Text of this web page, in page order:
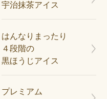
宇治抹茶アイス
はんなりまったり
４段階の
黒ほうじアイス
プレミアム